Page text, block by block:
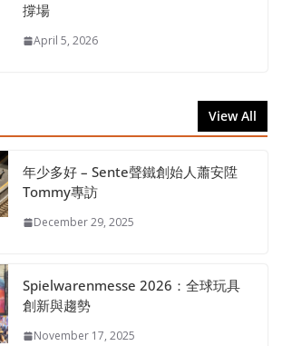
撐場
April 5, 2026
View All
年少多好 – Sente聲鐵創始人蕭安陞
Tommy專訪
December 29, 2025
Spielwarenmesse 2026：全球玩具
創新與趨勢
November 17, 2025